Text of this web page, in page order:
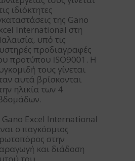
ιδιόκτητες
της Gano
International στη
υπό τις
προδιαγραφές
προτύπου ISO9001. Η
τους γίνεται
αυτά βρίσκονται
ηλικία των 4
Excel International
ο παγκόσμιος
στην
και διάδοση